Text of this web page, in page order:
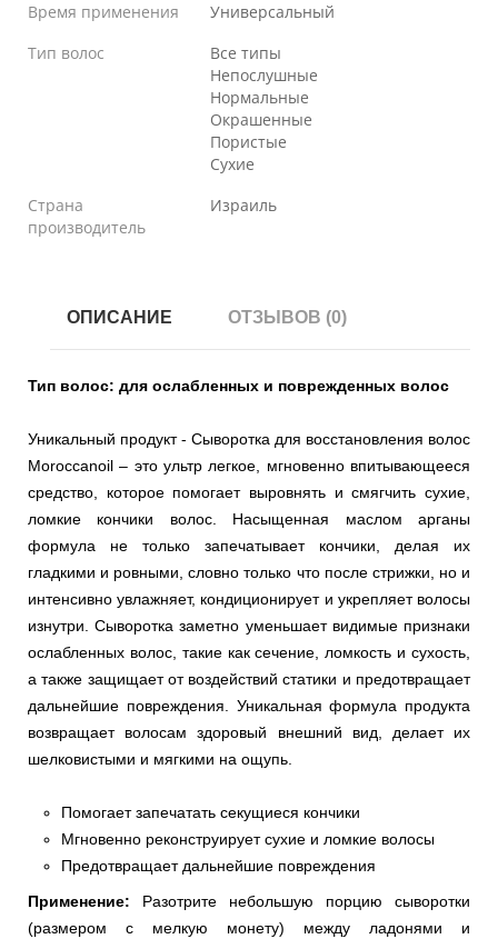
Время применения
Универсальный
Тип волос
Все типы
Непослушные
Нормальные
Окрашенные
Пористые
Сухие
Страна
производитель
Израиль
ОПИСАНИЕ ОТЗЫВОВ (0)
Тип волос: для ослабленных и поврежденных волос
Уникальный продукт - Сыворотка для восстановления волос
Moroccanoil – это ультр легкое, мгновенно впитывающееся
средство, которое помогает выровнять и смягчить сухие,
ломкие кончики волос. Насыщенная маслом арганы
формула не только запечатывает кончики, делая их
гладкими и ровными, словно только что после стрижки, но и
интенсивно увлажняет, кондиционирует и укрепляет волосы
изнутри. Сыворотка заметно уменьшает видимые признаки
ослабленных волос, такие как сечение, ломкость и сухость,
а также защищает от воздействий статики и предотвращает
дальнейшие повреждения. Уникальная формула продукта
возвращает волосам здоровый внешний вид, делает их
шелковистыми и мягкими на ощупь.
Помогает запечатать секущиеся кончики
Мгновенно реконструирует сухие и ломкие волосы
Предотвращает дальнейшие повреждения
Применение: Разотрите небольшую порцию сыворотки
(размером с мелкую монету) между ладонями и